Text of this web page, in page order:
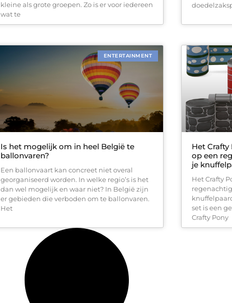
kleine als grote groepen. Zo is er voor iedereen
wat te
ENTERTAINMENT
Is het mogelijk om in heel België te
ballonvaren?
Een ballonvaart kan concreet niet overal
georganiseerd worden. In welke regio’s is het
dan wel mogelijk en waar niet? In België zijn
er gebieden die verboden om te ballonvaren.
Het
Het
op een
je
Het Crafty
set is een
Crafty Pony